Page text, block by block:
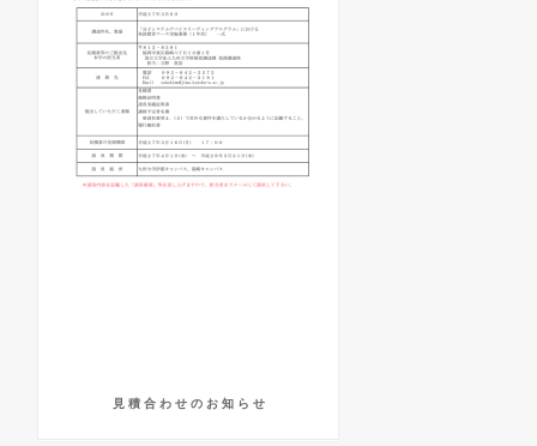
見 積 合 わ せ の お 知 ら せ